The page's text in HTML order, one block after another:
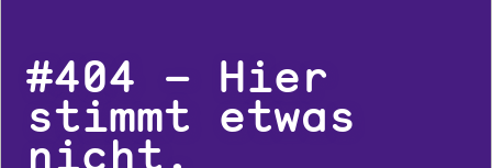
#404 – Hier
stimmt etwas